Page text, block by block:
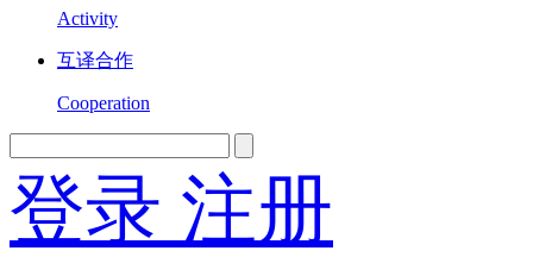
Activity
互译合作
Cooperation
登录 注册